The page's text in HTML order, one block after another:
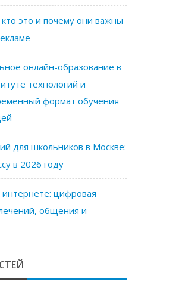
это и почему они важны
онлайн-образование в
технологий и
формат обучения
для школьников в Москве:
в 2026 году
цифровая
общения и